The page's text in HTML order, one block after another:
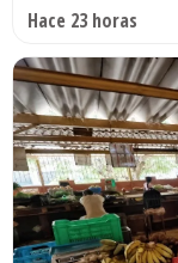
Hace 23 horas